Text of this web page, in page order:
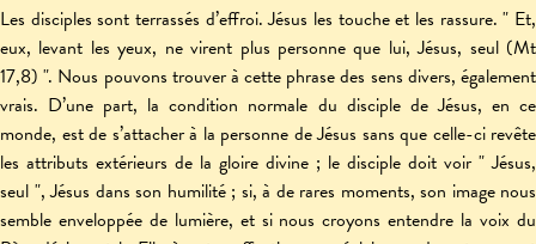
Les disciples sont terrassés d’effroi. Jésus les touche et les rassure. " Et,
eux, levant les yeux, ne virent plus personne que lui, Jésus, seul (Mt
17,8) ". Nous pouvons trouver à cette phrase des sens divers, également
vrais. D’une part, la condition normale du disciple de Jésus, en ce
monde, est de s’attacher à la personne de Jésus sans que celle-ci revête
les attributs extérieurs de la gloire divine ; le disciple doit voir " Jésus,
seul ", Jésus dans son humilité ; si, à de rares moments, son image nous
semble enveloppée de lumière, et si nous croyons entendre la voix du